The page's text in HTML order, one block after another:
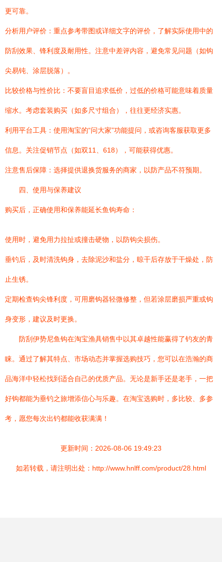
更可靠。
分析用户评价：重点参考带图或详细文字的评价，了解实际使用中的
防刮效果、锋利度及耐用性。注意中差评内容，避免常见问题（如钩
尖易钝、涂层脱落）。
比较价格与性价比：不要盲目追求低价，过低的价格可能意味着质量
缩水。考虑套装购买（如多尺寸组合），往往更经济实惠。
利用平台工具：使用淘宝的“问大家”功能提问，或咨询客服获取更多
信息。关注促销节点（如双11、618），可能获得优惠。
注意售后保障：选择提供退换货服务的商家，以防产品不符预期。
四、使用与保养建议
购买后，正确使用和保养能延长鱼钩寿命：
使用时，避免用力拉扯或撞击硬物，以防钩尖损伤。
垂钓后，及时清洗钩身，去除泥沙和盐分，晾干后存放于干燥处，防
止生锈。
定期检查钩尖锋利度，可用磨钩器轻微修整，但若涂层磨损严重或钩
身变形，建议及时更换。
防刮伊势尼鱼钩在淘宝渔具销售中以其卓越性能赢得了钓友的青
睐。通过了解其特点、市场动态并掌握选购技巧，您可以在浩瀚的商
品海洋中轻松找到适合自己的优质产品。无论是新手还是老手，一把
好钩都能为垂钓之旅增添信心与乐趣。在淘宝选购时，多比较、多参
考，愿您每次出钓都能收获满满！
更新时间：2026-08-06 19:49:23
如若转载，请注明出处：http://www.hnlff.com/product/28.html